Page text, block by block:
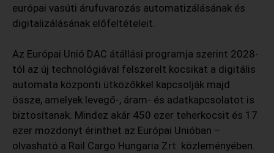
európai vasúti árufuvarozás automatizálásának és
digitalizálásának előfeltételeit.
Az Európai Unió DAC átállási programja szerint 2028-
tól az új technológiával felszerelt kocsikat a digitális
automata központi ütközőkkel kapcsolják majd
össze, amelyek levegő-, áram- és adatkapcsolatot is
biztosítanak. Mindez akár 450 ezer teherkocsit és 17
ezer mozdonyt érinthet az Európai Unióban –
olvasható a Rail Cargo Hungaria Zrt. közleményében.